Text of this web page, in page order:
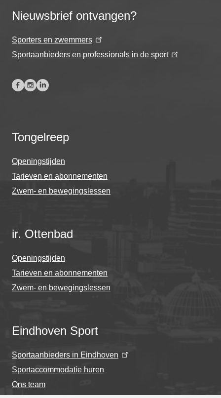
Nieuwsbrief ontvangen?
Sporters en zwemmers
Sportaanbieders en professionals in de sport
Tongelreep
Openingstijden
Tarieven en abonnementen
Zwem- en bewegingslessen
ir. Ottenbad
Openingstijden
Tarieven en abonnementen
Zwem- en bewegingslessen
Eindhoven Sport
Sportaanbieders in Eindhoven
Sportaccommodatie huren
Ons team